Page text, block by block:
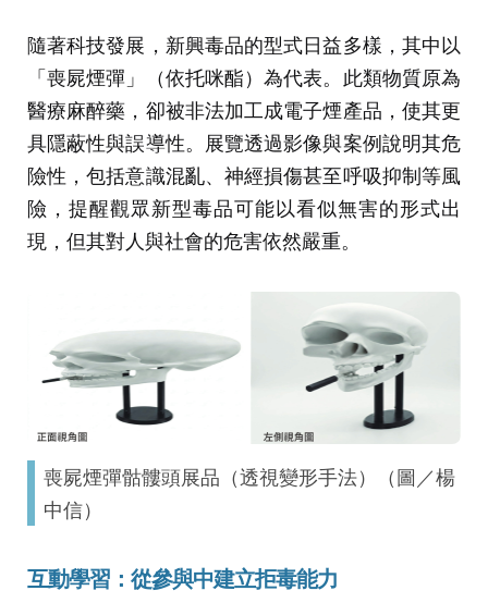
隨著科技發展，新興毒品的型式日益多樣，其中以
「喪屍煙彈」（依托咪酯）為代表。此類物質原為
醫療麻醉藥，卻被非法加工成電子煙產品，使其更
具隱蔽性與誤導性。展覽透過影像與案例說明其危
險性，包括意識混亂、神經損傷甚至呼吸抑制等風
險，提醒觀眾新型毒品可能以看似無害的形式出
現，但其對人與社會的危害依然嚴重。
喪屍煙彈骷髏頭展品（透視變形手法）（圖／楊
中信）
互動學習：從參與中建立拒毒能力